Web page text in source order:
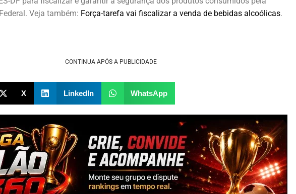
Veja também: Força-tarefa vai fiscalizar a venda de bebidas alcoólicas.
CONTINUA APÓS A PUBLICIDADE
X LinkedIn WhatsApp